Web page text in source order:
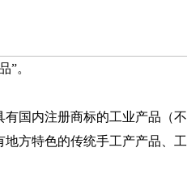
”。
有国内注册商标的工业产品（不
方特色的传统手工产产品、工